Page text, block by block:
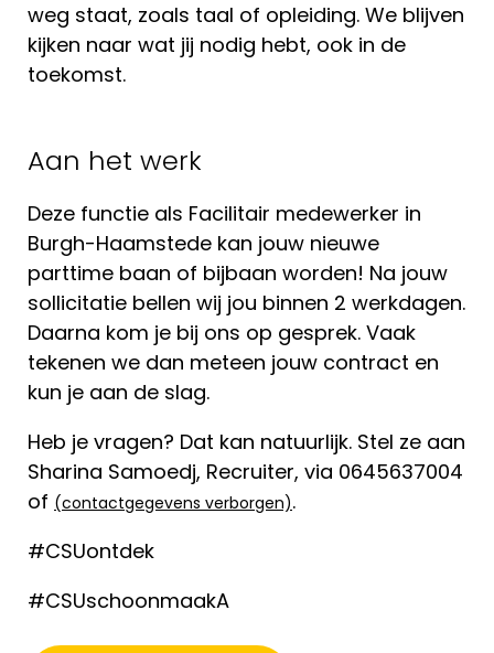
weg staat, zoals taal of opleiding. We blijven
kijken naar wat jij nodig hebt, ook in de
toekomst.
Aan het werk
Deze functie als Facilitair medewerker in
Burgh-Haamstede kan jouw nieuwe
parttime baan of bijbaan worden! Na jouw
sollicitatie bellen wij jou binnen 2 werkdagen.
Daarna kom je bij ons op gesprek. Vaak
tekenen we dan meteen jouw contract en
kun je aan de slag.
Heb je vragen? Dat kan natuurlijk. Stel ze aan
Sharina Samoedj, Recruiter, via 0645637004
of (contactgegevens verborgen).
#CSUontdek
#CSUschoonmaakA